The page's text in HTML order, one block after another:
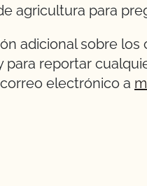
agricultura para
adicional sobre
para reportar
electrónico a